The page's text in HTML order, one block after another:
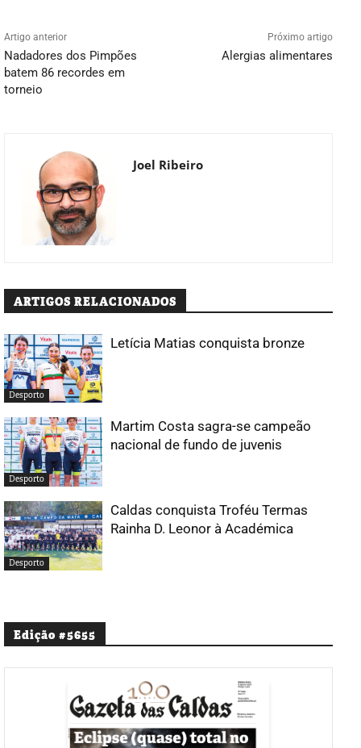
Artigo anterior
Nadadores dos Pimpões
batem 86 recordes em
torneio
Próximo artigo
Alergias alimentares
Joel Ribeiro
ARTIGOS RELACIONADOS
Desporto
Letícia Matias conquista bronze
Desporto
Martim Costa sagra-se campeão
nacional de fundo de juvenis
Desporto
Caldas conquista Troféu Termas
Rainha D. Leonor à Académica
Edição #5655